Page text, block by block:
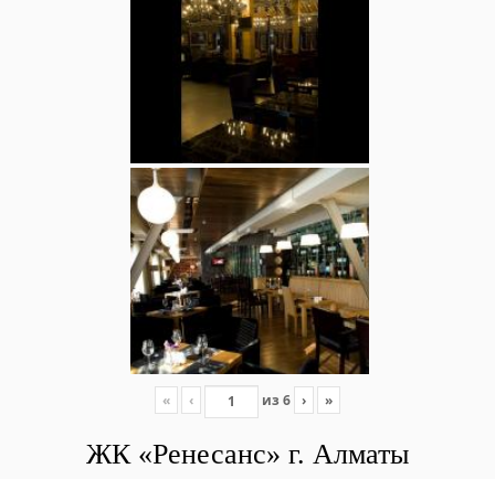
« ‹ из 6 › »
ЖК «Ренесанс» г. Алматы